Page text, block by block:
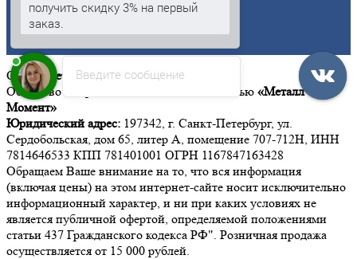
Свинец
Титан
Цинк
ООО«Металл Момент»
Общество с ограниченной ответственностью «Металл
Момент»
Юридический адрес: 197342, г. Санкт-Петербург, ул.
Сердобольская, дом 65, литер А, помещение 707-712Н, ИНН
7814646533 КПП 781401001 ОГРН 1167847163428
Обращаем Ваше внимание на то, что вся информация
(включая цены) на этом интернет-сайте носит исключительно
информационный характер, и ни при каких условиях не
является публичной офертой, определяемой положениями
статьи 437 Гражданского кодекса РФ". Розничная продажа
осуществляется от 15 000 рублей.
Введите сообщение
получить скидку 3% на первый
заказ.